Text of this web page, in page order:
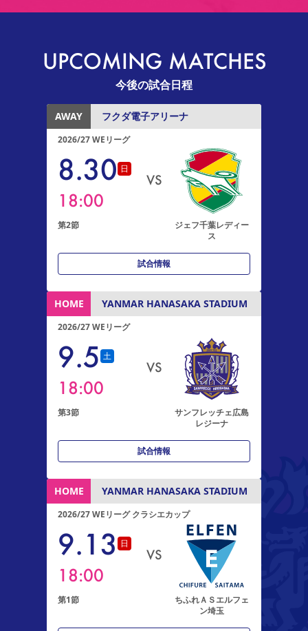
UPCOMING MATCHES
今後の試合日程
AWAY フクダ電子アリーナ
2026/27 WEリーグ
8.30 日
18:00
VS
第2節
ジェフ千葉レディー
ス
試合情報
HOME YANMAR HANASAKA STADIUM
2026/27 WEリーグ
9.5 土
18:00
VS
第3節
サンフレッチェ広島
レジーナ
試合情報
HOME YANMAR HANASAKA STADIUM
2026/27 WEリーグ クラシエカップ
9.13 日
18:00
VS
第1節
ちふれＡＳエルフェ
ン埼玉